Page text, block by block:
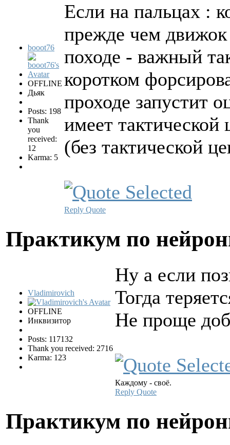
booot76
OFFLINE
Дьяк
Posts: 198
Thank
you
received:
12
Karma: 5
Если на пальцах :
прежде чем движок
походе - важный
коротком
проходе запустит
имеет
(без тактической
Reply Quote
Практикум по
Vladimirovich
OFFLINE
Инквизитор
Posts: 117132
Thank you received: 2716
Karma: 123
Ну а если
Тогда
Не проще
Каждому - своё.
Reply Quote
Практикум по